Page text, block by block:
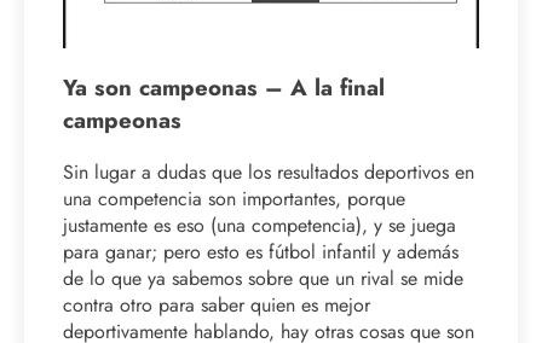
Ya son campeonas – A la final
campeonas
Sin lugar a dudas que los resultados deportivos en
una competencia son importantes, porque
justamente es eso (una competencia), y se juega
para ganar; pero esto es fútbol infantil y además
de lo que ya sabemos sobre que un rival se mide
contra otro para saber quien es mejor
deportivamente hablando, hay otras cosas que son